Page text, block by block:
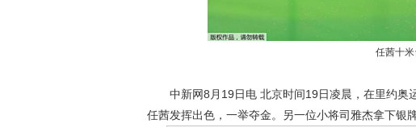
任茜十
中新网8月19日电 北京时间19日凌晨，在里约奥
任茜发挥出色，一举夺金。另一位小将司雅杰拿下银牌